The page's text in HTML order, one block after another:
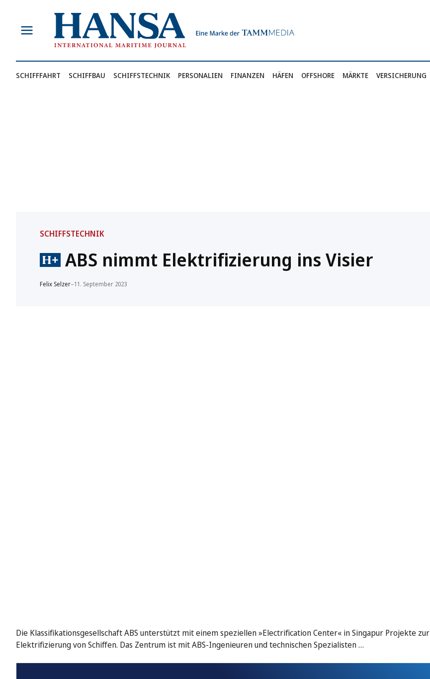
springen
SCHIFFFAHRT SCHIFFBAU SCHIFFSTECHNIK PERSONALIEN FINANZEN HÄFEN OFFSHORE MÄRKTE VERSICHERUNG
SCHIFFSTECHNIK
ABS nimmt Elektrifizierung ins Visier
Felix Selzer–11. September 2023
Die Klassifikationsgesellschaft ABS unterstützt mit einem speziellen »Electrification Center« in Singapur Projekte zur
Elektrifizierung von Schiffen. Das Zentrum ist mit ABS-Ingenieuren und technischen Spezialisten …